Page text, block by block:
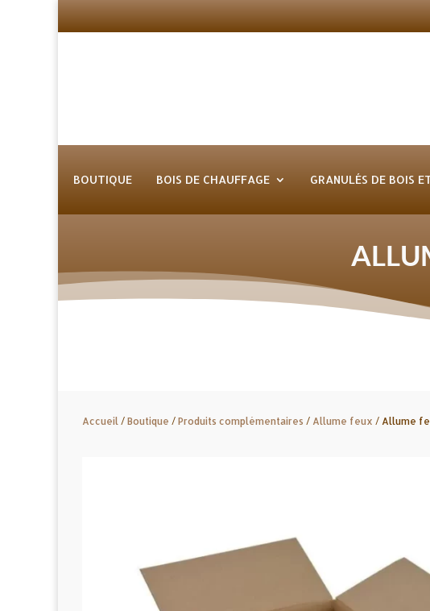
BOUTIQUE BOIS DE CHAUFFAGE GRANULÉS DE BOIS
Accueil / Boutique / Produits complémentaires / Allume feux / Allume